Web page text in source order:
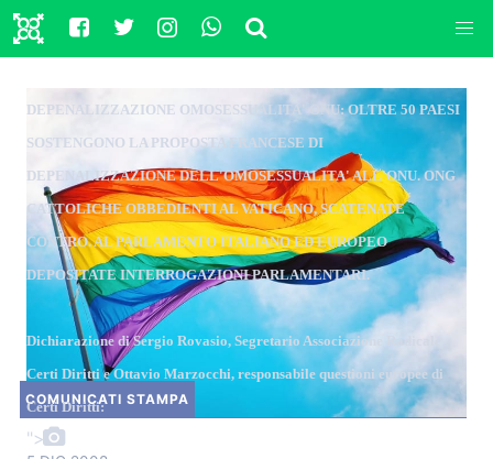
COMUNICATI STAMPA
DEPENALIZZAZIONE OMOSESSUALITA' ONU: OLTRE 50 PAESI
SOSTENGONO LA PROPOSTA FRANCESE DI
DEPENALIZZAZIONE DELL'OMOSESSUALITA' ALL'ONU. ONG
CATTOLICHE OBBEDIENTI AL VATICANO, SCATENATE
CONTRO. AL PARLAMENTO ITALIANO ED EUROPEO
DEPOSITATE INTERROGAZIONI PARLAMENTARI.
Dichiarazione di Sergio Rovasio, Segretario Associazione Radicale
Certi Diritti e Ottavio Marzocchi, responsabile questioni europee di
Certi Diritti:
">